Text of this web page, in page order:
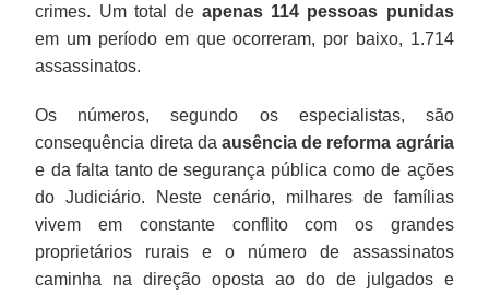
crimes. Um total deapenas 114 pessoas punidas
em um período em que ocorreram, por baixo, 1.714
assassinatos.
Os números, segundo os especialistas, são
consequência direta da ausência de reforma agrária
e da falta tanto de segurança pública como de ações
do Judiciário. Neste cenário, milhares de famílias
vivem em constante conflito com os grandes
proprietários rurais e o número de assassinatos
caminha na direção oposta ao do de julgados e